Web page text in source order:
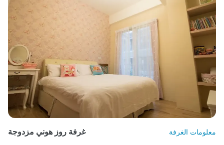
غرفة روز هوني مزدوجة معلومات الغرفة